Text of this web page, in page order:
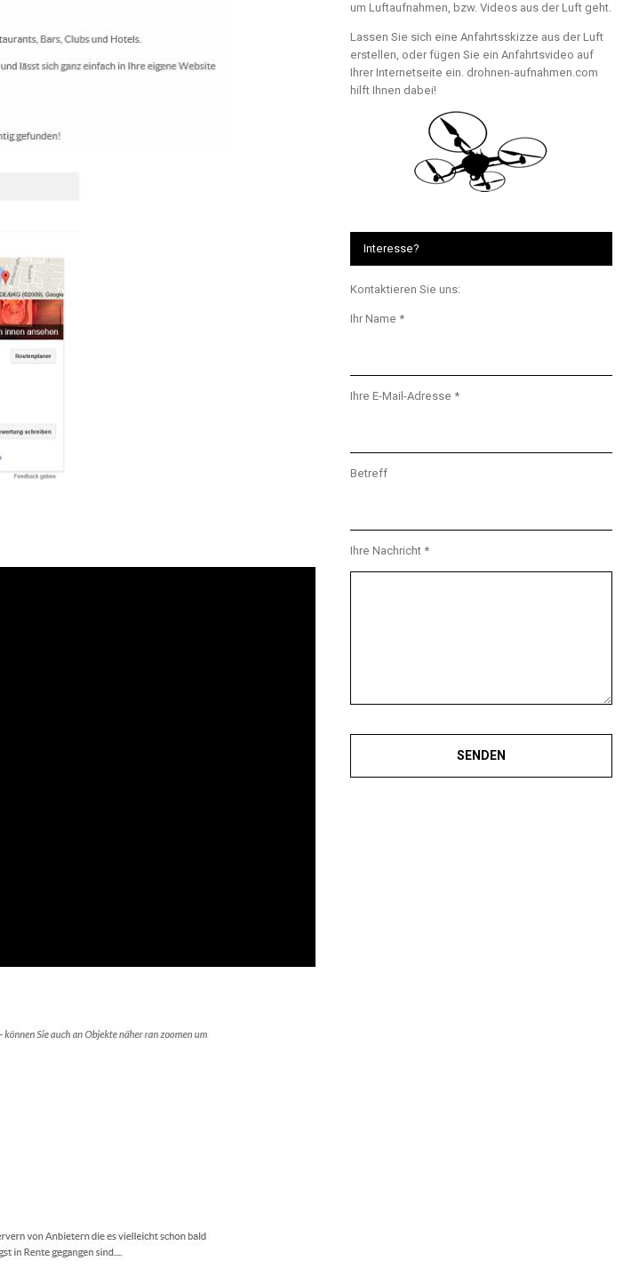
um Luftaufnahmen, bzw. Videos aus der Luft geht.
Lassen Sie sich eine Anfahrtsskizze aus der Luft
erstellen, oder fügen Sie ein Anfahrtsvideo auf
Ihrer Internetseite ein. drohnen-aufnahmen.com
hilft Ihnen dabei!
Interesse?
Kontaktieren Sie uns:
Ihr Name *
Ihre E-Mail-Adresse *
Betreff
Ihre Nachricht *